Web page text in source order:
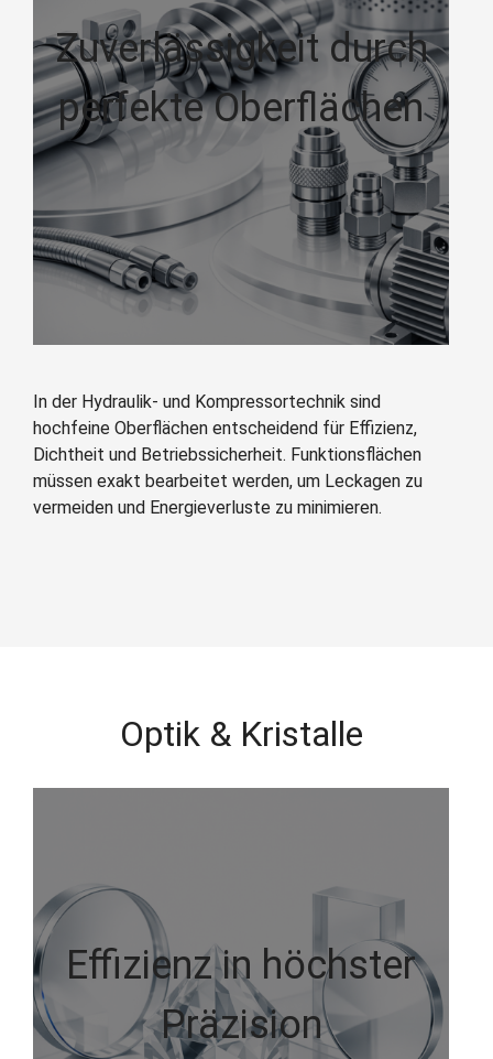
Zuverlässigkeit durch
perfekte Oberflächen
In der Hydraulik‑ und Kompressortechnik sind
hochfeine Oberflächen entscheidend für Effizienz,
Dichtheit und Betriebssicherheit. Funktionsflächen
müssen exakt bearbeitet werden, um Leckagen zu
vermeiden und Energieverluste zu minimieren.
Optik & Kristalle
Effizienz in höchster
Präzision